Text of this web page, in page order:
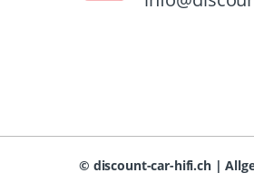
© discount-car-hifi.ch|